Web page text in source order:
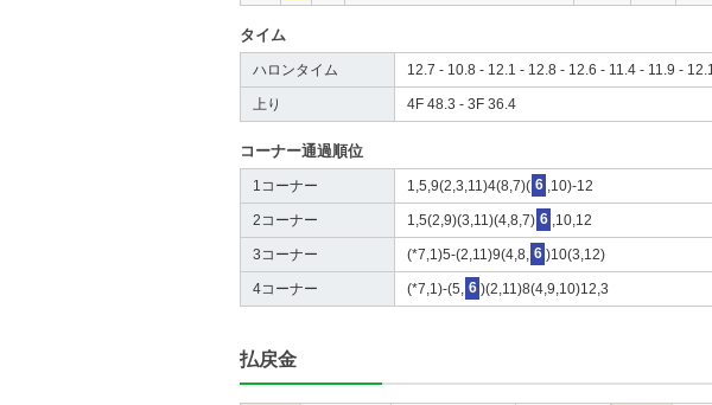
タイム
ハロンタイム 12.7 - 10.8 - 12.1 - 12.8 - 12.6 - 11.4 - 11.9 -
上り 4F 48.3 - 3F 36.4
コーナー通過順位
1コーナー 1,5,9(2,3,11)4(8,7)( 6 ,10)-12
2コーナー 1,5(2,9)(3,11)(4,8,7) 6 ,10,12
3コーナー (*7,1)5-(2,11)9(4,8, 6 )10(3,12)
4コーナー (*7,1)-(5, 6 )(2,11)8(4,9,10)12,3
払戻金